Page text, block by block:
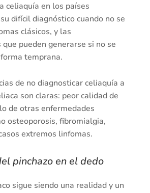
celiaquía en los países
difícil diagnóstico cuando no se
clásicos, y las
pueden generarse si no se
temprana.
de no diagnosticar celiaquía a
son claras: peor calidad de
de otras enfermedades
osteoporosis, fibromialgia,
extremos linfomas.
pinchazo en el dedo
sigue siendo una realidad y un